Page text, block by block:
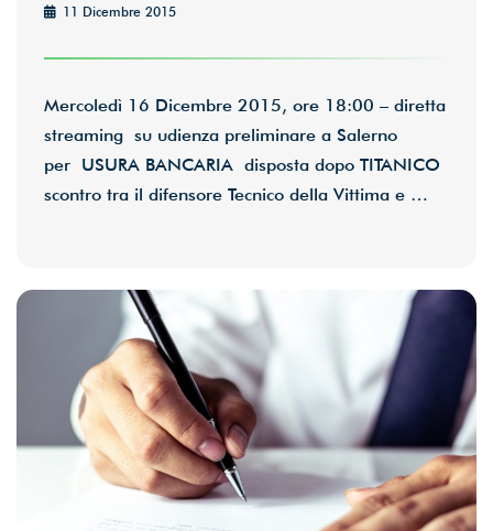
11 Dicembre 2015
Mercoledì 16 Dicembre 2015, ore 18:00 – diretta
streaming su udienza preliminare a Salerno
per USURA BANCARIA disposta dopo TITANICO
scontro tra il difensore Tecnico della Vittima e …